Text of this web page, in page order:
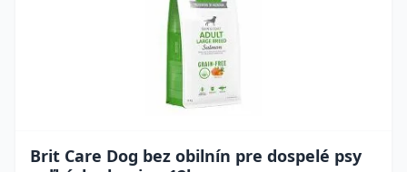
Brit Care Dog bez obilnín pre dospelé psy